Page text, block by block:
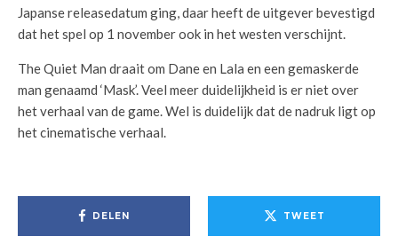
Japanse releasedatum ging, daar heeft de uitgever bevestigd
dat het spel op 1 november ook in het westen verschijnt.
The Quiet Man draait om Dane en Lala en een gemaskerde
man genaamd ‘Mask’. Veel meer duidelijkheid is er niet over
het verhaal van de game. Wel is duidelijk dat de nadruk ligt op
het cinematische verhaal.
DELEN TWEET